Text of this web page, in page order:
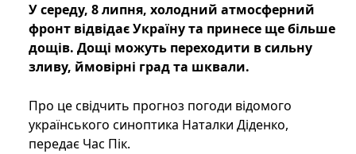
У середу, 8 липня, холодний атмосферний
фронт відвідає Україну та принесе ще більше
дощів. Дощі можуть переходити в сильну
зливу, ймовірні град та шквали.
Про це свідчить прогноз погоди відомого
українського синоптика Наталки Діденко,
передає Час Пік.